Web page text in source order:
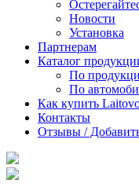
Новости
Установка
Партнерам
Каталог
По
По
Как купить
Контакты
Отзывы /